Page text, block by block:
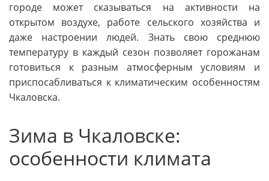
городе может сказываться на активности на
открытом воздухе, работе сельского хозяйства и
даже настроении людей. Знать свою среднюю
температуру в каждый сезон позволяет горожанам
готовиться к разным атмосферным условиям и
приспосабливаться к климатическим особенностям
Чкаловска.
Зима в Чкаловске:
особенности климата